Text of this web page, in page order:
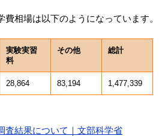
相場は以下のようになっています。
実験実習
料
その他 総計
28,864 83,194 1,477,339
査結果について｜文部科学省